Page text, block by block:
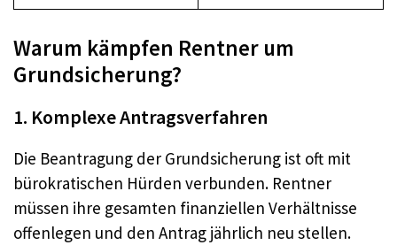
Warum kämpfen Rentner um
Grundsicherung?
1. Komplexe Antragsverfahren
Die Beantragung der Grundsicherung ist oft mit
bürokratischen Hürden verbunden. Rentner
müssen ihre gesamten finanziellen Verhältnisse
offenlegen und den Antrag jährlich neu stellen.